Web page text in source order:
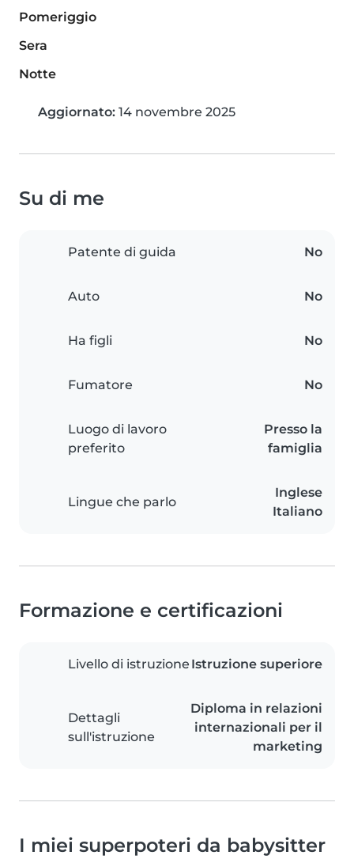
Pomeriggio
Sera
Notte
Aggiornato: 14 novembre 2025
Su di me
Patente di guida No
Auto No
Ha figli No
Fumatore No
Luogo di lavoro
preferito
Presso la
famiglia
Lingue che parlo
Inglese
Italiano
Formazione e certificazioni
Livello di istruzione Istruzione superiore
Dettagli
sull'istruzione
Diploma in relazioni
internazionali per il
marketing
I miei superpoteri da babysitter